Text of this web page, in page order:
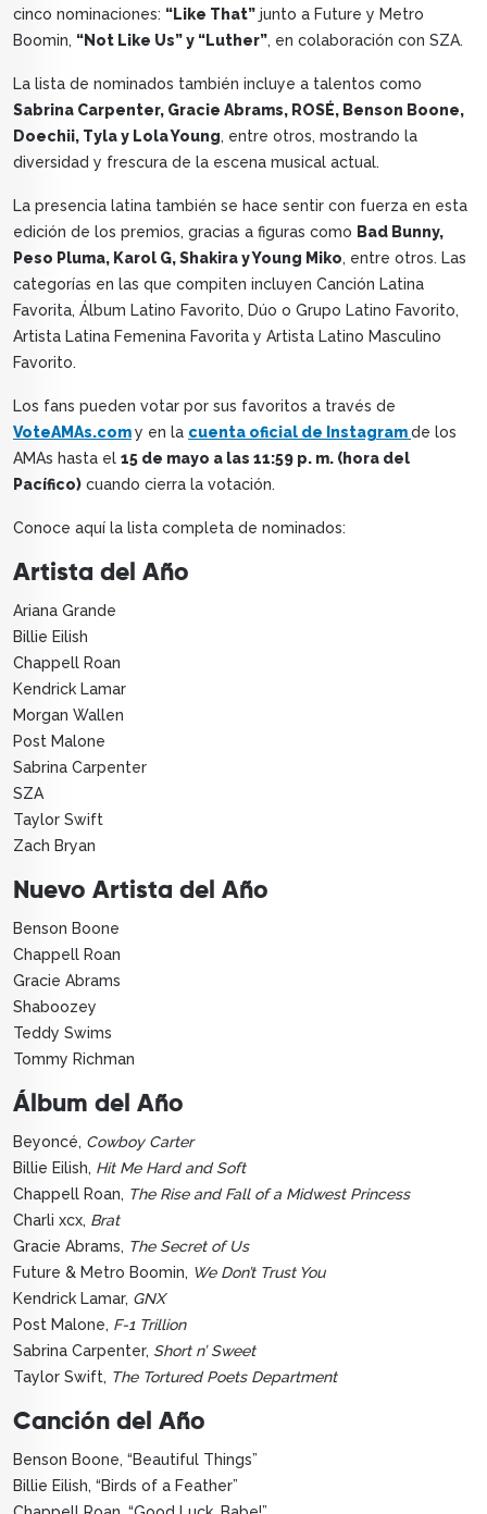
cinco nominaciones: “Like That” junto a Future y Metro
Boomin, “Not Like Us” y “Luther”, en colaboración con SZA.
La lista de nominados también incluye a talentos como
Sabrina Carpenter, Gracie Abrams, ROSÉ, Benson Boone,
Doechii, Tyla y Lola Young, entre otros, mostrando la
diversidad y frescura de la escena musical actual.
La presencia latina también se hace sentir con fuerza en esta
edición de los premios, gracias a figuras como Bad Bunny,
Peso Pluma, Karol G, Shakira y Young Miko, entre otros. Las
categorías en las que compiten incluyen Canción Latina
Favorita, Álbum Latino Favorito, Dúo o Grupo Latino Favorito,
Artista Latina Femenina Favorita y Artista Latino Masculino
Favorito.
Los fans pueden votar por sus favoritos a través de
VoteAMAs.comy en la cuenta oficial de Instagramde los
AMAs hasta el 15 de mayo a las 11:59 p. m. (hora del
Pacífico) cuando cierra la votación.
Conoce aquí la lista completa de nominados:
Artista del Año
Ariana Grande
Billie Eilish
Chappell Roan
Kendrick Lamar
Morgan Wallen
Post Malone
Sabrina Carpenter
SZA
Taylor Swift
Zach Bryan
Nuevo Artista del Año
Benson Boone
Chappell Roan
Gracie Abrams
Shaboozey
Teddy Swims
Tommy Richman
Álbum del Año
Beyoncé, Cowboy Carter
Billie Eilish, Hit Me Hard and Soft
Chappell Roan, The Rise and Fall of a Midwest Princess
Charli xcx, Brat
Gracie Abrams, The Secret of Us
Future & Metro Boomin, We Don’t Trust You
Kendrick Lamar, GNX
Post Malone, F-1 Trillion
Sabrina Carpenter, Short n’ Sweet
Taylor Swift, The Tortured Poets Department
Canción del Año
Benson Boone, “Beautiful Things”
Billie Eilish, “Birds of a Feather”